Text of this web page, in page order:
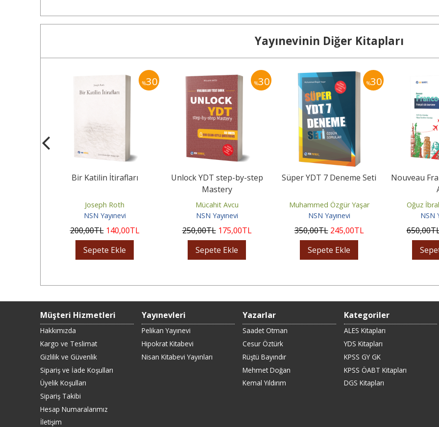
Yayınevinin Diğer Kitapları
%30
Bir Katilin İtirafları
Joseph Roth
NSN Yayınevi
200,00TL 140,00TL
Sepete Ekle
%30
Unlock YDT step-by-step
Mastery
Mücahit Avcu
NSN Yayınevi
250,00TL 175,00TL
Sepete Ekle
%30
Süper YDT 7 Deneme Seti
Muhammed Özgür Yaşar
NSN Yayınevi
350,00TL 245,00TL
Sepete Ekle
Nouveau
Oğuz
NSN
650,00
Müşteri Hizmetleri
Hakkımızda
Kargo ve Teslimat
Gizlilik ve Güvenlik
Sipariş ve İade Koşulları
Üyelik Koşulları
Sipariş Takibi
Hesap Numaralarımız
İletişim
Yayınevleri
Pelikan Yayınevi
Hipokrat Kitabevi
Nisan Kitabevi Yayınları
Yazarlar
Saadet Otman
Cesur Öztürk
Rüştü Bayındır
Mehmet Doğan
Kemal Yıldırım
Kategoriler
ALES Kitapları
YDS Kitapları
KPSS GY GK
KPSS ÖABT Kitapları
DGS Kitapları